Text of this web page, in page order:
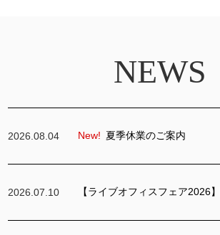
NEWS
2026.08.04 New! 夏季休業のご案内
2026.07.10 【ライブオフィスフェア2026